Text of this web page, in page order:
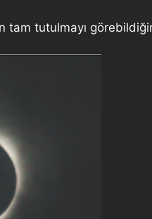
tam tutulmayı